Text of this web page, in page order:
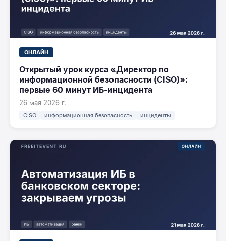
ОНЛАЙН
Открытый урок курса «Директор по
информационной безопасности (CISO)»:
первые 60 минут ИБ-инцидента
26 мая 2026 г.
CISO информационная безопасность инциденты